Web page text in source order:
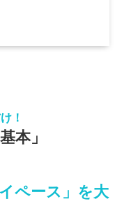
！
本」
ペース」を大